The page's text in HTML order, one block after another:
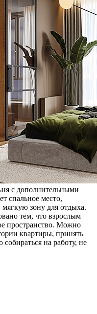
с дополнительными
спальное место,
зону для отдыха.
тем, что взрослым
пространство. Можно
квартиры, принять
на работу, не